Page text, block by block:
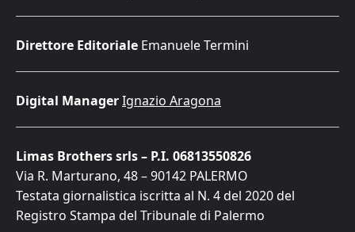
Direttore Editoriale Emanuele Termini
Digital ManagerIgnazio Aragona
Limas Brothers srls – P.I. 06813550826
Via R. Marturano, 48 – 90142 PALERMO
Testata giornalistica iscritta al N. 4 del 2020 del
Registro Stampa del Tribunale di Palermo